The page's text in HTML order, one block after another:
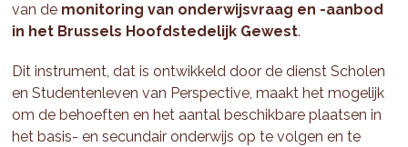
van de monitoring van onderwijsvraag en -aanbod
in het Brussels Hoofdstedelijk Gewest.
Dit instrument, dat is ontwikkeld door de dienst Scholen
en Studentenleven van Perspective, maakt het mogelijk
om de behoeften en het aantal beschikbare plaatsen in
het basis- en secundair onderwijs op te volgen en te